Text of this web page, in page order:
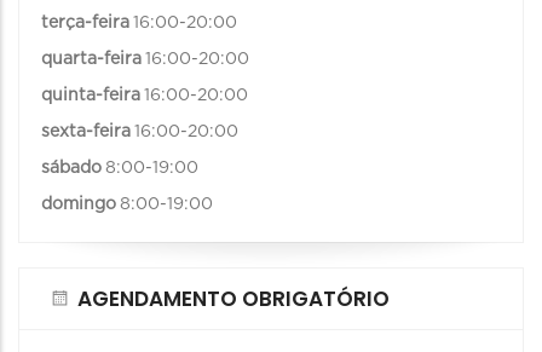
terça-feira 16:00-20:00
quarta-feira 16:00-20:00
quinta-feira 16:00-20:00
sexta-feira 16:00-20:00
sábado 8:00-19:00
domingo 8:00-19:00
AGENDAMENTO OBRIGATÓRIO